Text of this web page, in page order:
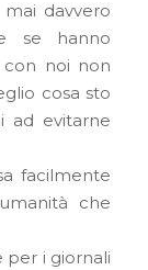
davvero
se hanno
noi non
cosa sto
ad evitarne
facilmente
che
per i giornali